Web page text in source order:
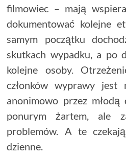
filmowiec – mają
dokumentować kolejne
samym początku
skutkach wypadku, a po
kolejne osoby.
członków wyprawy jest
anonimowo przez
ponurym żartem, ale
problemów. A te
dzienne.